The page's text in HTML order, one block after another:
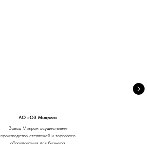
АО «ОЗ Микрон»
Завод Микрон осуществляет
производство стеллажей и торгового
оборудования для бизнеса.